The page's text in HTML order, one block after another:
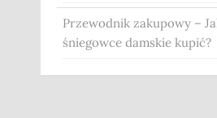
Przewodnik zakupowy –
śniegowce damskie kupić?